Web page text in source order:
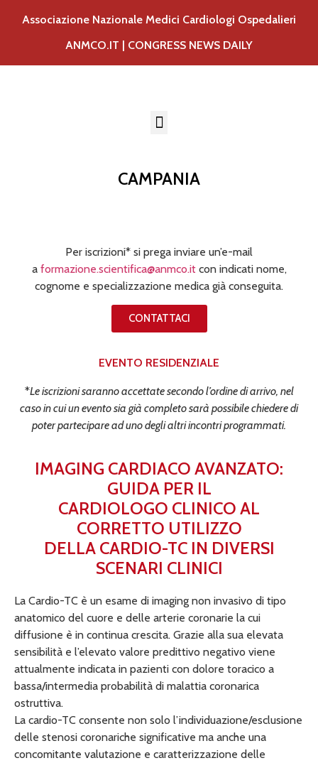
Associazione Nazionale Medici Cardiologi Ospedalieri
ANMCO.IT | CONGRESS NEWS DAILY
CAMPANIA
Per iscrizioni* si prega inviare un’e-mail
a formazione.scientifica@anmco.itcon indicati nome,
cognome e specializzazione medica già conseguita.
CONTATTACI
EVENTO RESIDENZIALE
*Le iscrizioni saranno accettate secondo l’ordine di arrivo, nel
caso in cui un evento sia già completo sarà possibile chiedere di
poter partecipare ad uno degli altri incontri programmati.
IMAGING CARDIACO AVANZATO:
GUIDA PER IL
CARDIOLOGO CLINICO AL
CORRETTO UTILIZZO
DELLA CARDIO-TC IN DIVERSI
SCENARI CLINICI
La Cardio-TC è un esame di imaging non invasivo di tipo
anatomico del cuore e delle arterie coronarie la cui
diffusione è in continua crescita. Grazie alla sua elevata
sensibilità e l’elevato valore predittivo negativo viene
attualmente indicata in pazienti con dolore toracico a
bassa/intermedia probabilità di malattia coronarica
ostruttiva.
La cardio-TC consente non solo l’individuazione/esclusione
delle stenosi coronariche significative ma anche una
concomitante valutazione e caratterizzazione delle